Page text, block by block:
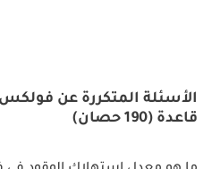
قاعدة (190 حصان)